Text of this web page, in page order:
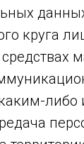
круга
либо